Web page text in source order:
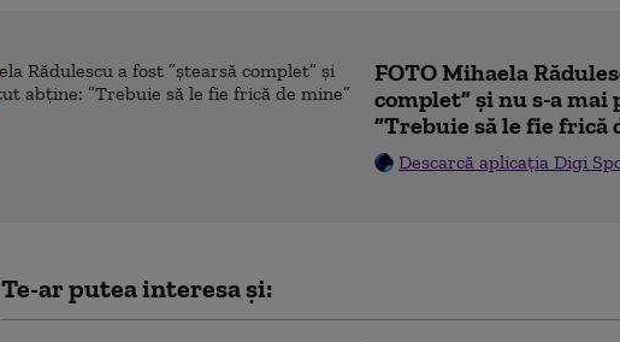
FOTO Mihaela
complet” și nu s-a
”Trebuie să le fie frică
Descarcă aplicația Digi
Te-ar putea interesa și: